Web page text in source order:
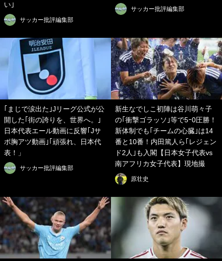
い｣
サッカー批評編集部
サッカー批評編集部
｢まじで涙出た｣Jリーグ公式が公
開した｢街の誇りを、世界へ。｣
日本代表エール動画に反響｢Jサ
ポ胸アツ動画｣｢頑張れ、日本代
表！」
サッカー批評編集部
新生なでしこ初陣は谷川萌々子
の｢衝撃ゴラッソ｣等で5ｰ0圧勝！
新体制でも｢チームの心臓｣は14
番と10番！内田篤人ら｢レジェン
ド2人｣も入閣【日本女子代表vs
南アフリカ女子代表】現地撮
原壮史